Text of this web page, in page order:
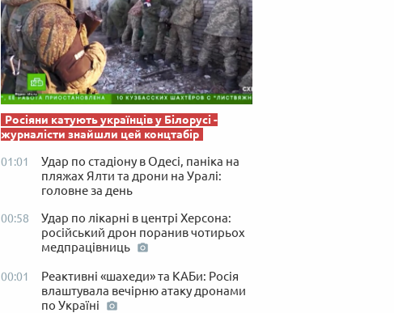
Росіяни катують українців у Білорусі -
журналісти знайшли цей концтабір
01:01
Удар по стадіону в Одесі, паніка на
пляжах Ялти та дрони на Уралі:
головне за день
00:58
Удар по лікарні в центрі Херсона:
російський дрон поранив чотирьох
медпрацівниць
00:01
Реактивні «шахеди» та КАБи: Росія
влаштувала вечірню атаку дронами
по Україні